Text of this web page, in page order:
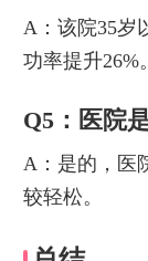
A：该院35岁
功率提升26%
Q5：医院
A：是的，医
较轻松。